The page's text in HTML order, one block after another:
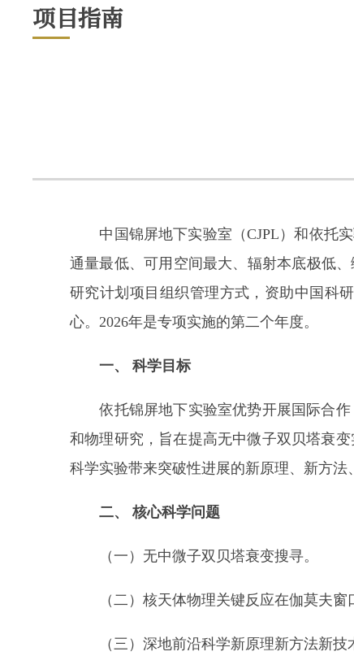
项目指南
中国锦屏地下实验室（CJPL）和依托实
通量最低、可用空间最大、辐射本底极低
研究计划项目组织管理方式，资助中国科
心。2026年是专项实施的第二个年度。
一、 科学目标
依托锦屏地下实验室优势开展国际合作
和物理研究，旨在提高无中微子双贝塔衰
科学实验带来突破性进展的新原理、新方法
二、 核心科学问题
（一）无中微子双贝塔衰变搜寻。
（二）核天体物理关键反应在伽莫夫窗
（三）深地前沿科学新原理新方法新技